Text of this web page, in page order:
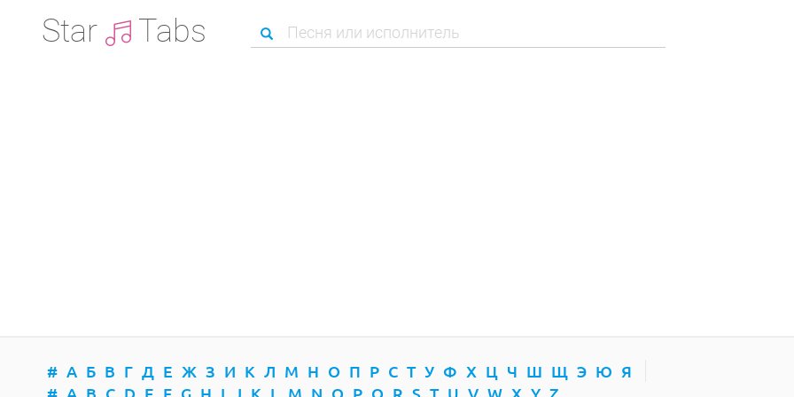
Star Tabs
# А Б В Г Д Е Ж З И К Л М Н О П Р С Т У Ф Х Ц Ч Ш Щ Э Ю Я